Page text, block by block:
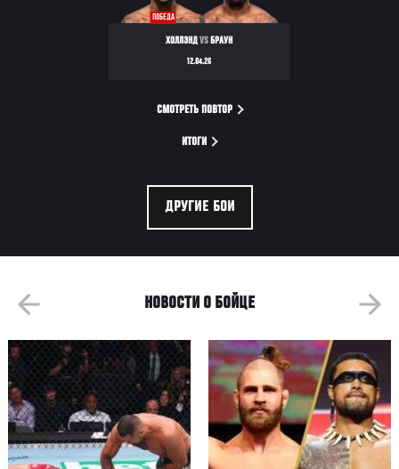
ПОБЕДА
ХОЛЛЭНДVS БРАУН
12.04.26
СМОТРЕТЬ ПОВТОР
ИТОГИ
ДРУГИЕ БОИ
НОВОСТИ О БОЙЦЕ